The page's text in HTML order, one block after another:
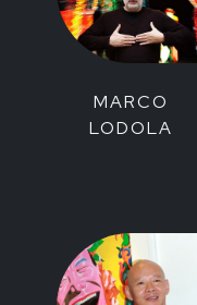
MARCO
LODOLA